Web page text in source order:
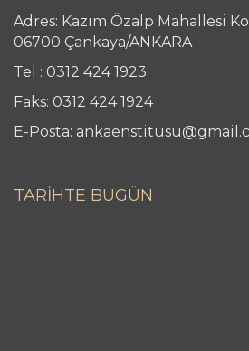
Adres: Kazım Özalp Mahallesi
06700 Çankaya/ANKARA
Tel : 0312 424 1923
Faks: 0312 424 1924
E-Posta:
TARİHTE BUGÜN